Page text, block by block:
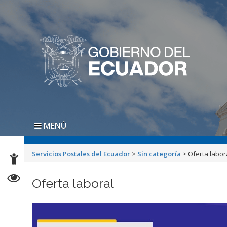
MENÚ
Servicios Postales del Ecuador > Sin categoría > Oferta
Oferta laboral